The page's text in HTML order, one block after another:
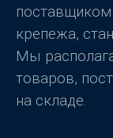
крепежа,
Мы
товаров,
на складе.